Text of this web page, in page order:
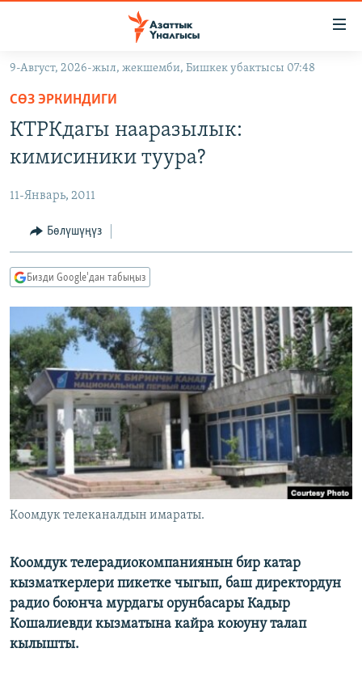
Навигацияга
өтүңүз
Издөөгө
салыңыз
ЭКОНОМИКА
МАДАНИЯТ
БОРБОР АЗИЯ
АТАЙЫН ИЛИКТӨӨ
ТВ ПРОГРАММАЛАР
ЭКСПЕРТТЕР ТАЛДАЙТ
БИЗ ЖАНА ДҮЙНӨ
ДАНИСТЕ
ЭЖЕ-СИҢДИЛЕР
АЗАТТЫК+
ЫҢГАЙСЫЗ СУРООЛОР
ӨЗГӨЧӨ ПИКИР
Русский
ОНЛАЙН ШЕРИНЕ
ЭЕ/АРнун бардык сайттары
9-Август, 2026-жыл, жекшемби, Бишкек убактысы 07:48
СӨЗ ЭРКИНДИГИ
КТРКдагы нааразылык:
кимисиники туура?
11-Январь, 2011
Бөлүшүңүз
Бизди Google'дан табыңыз
Коомдук телеканалдын имараты.
Коомдук телерадиокомпаниянын бир катар
кызматкерлери пикетке чыгып, баш директордун
радио боюнча мурдагы орунбасары Кадыр
Кошалиевди кызматына кайра коюуну талап
кылышты.